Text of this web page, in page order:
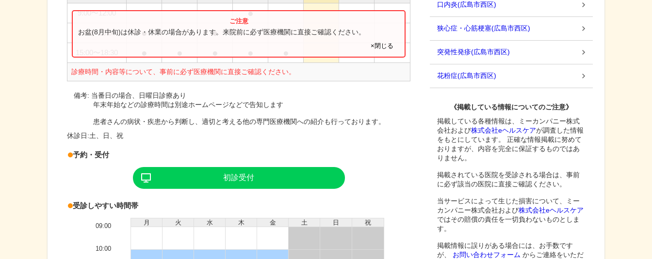
9:00〜12:00 ●
9:00〜13:00 ● ● ● ●
診療時間・内容等について、事前に必ず医療機関に直接ご確認ください。
お盆(8月中旬)は休診・休業の場合があります。来院前に必ず医療機関に直接ご確認ください。
×閉じる
備考: 当番日の場合、日曜日診療あり
年末年始などの診療時間は別途ホームページなどで告知します
患者さんの病状・疾患から判断し、適切と考える他の専門医療機関への紹介も行っております。
休診日:土、日、祝
予約・受付
初診受付
受診しやすい時間帯
月 火 水 木 金 土 日 祝
09:00
10:00
口内炎(広島市西区)
狭心症・心筋梗塞(広島市西区)
突発性発疹(広島市西区)
花粉症(広島市西区)
《掲載している情報についてのご注意》
掲載している各種情報は、ミーカンパニー株式
会社および株式会社eヘルスケアが調査した情報
をもとにしています。 正確な情報掲載に努めて
おりますが、内容を完全に保証するものではあ
りません。
掲載されている医院を受診される場合は、事前
に必ず該当の医院に直接ご確認ください。
当サービスによって生じた損害について、ミー
カンパニー株式会社および株式会社eヘルスケア
ではその賠償の責任を一切負わないものとしま
す。
掲載情報に誤りがある場合には、お手数です
が、
お問い合わせフォーム からご連絡をいただ